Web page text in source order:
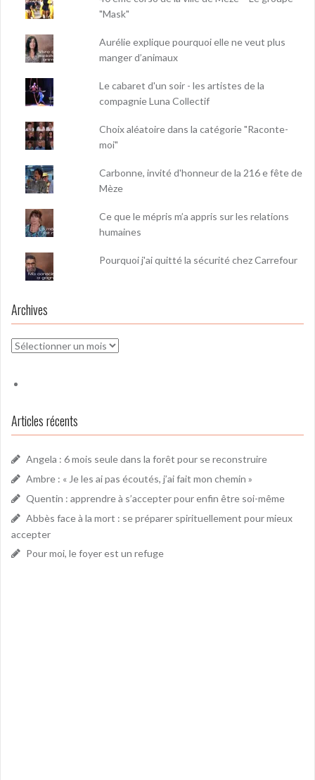
"Mask"
Aurélie explique pourquoi elle ne veut plus
manger d’animaux
Le cabaret d'un soir - les artistes de la
compagnie Luna Collectif
Choix aléatoire dans la catégorie "Raconte-
moi"
Carbonne, invité d'honneur de la 216 e fête de
Mèze
Ce que le mépris m’a appris sur les relations
humaines
Pourquoi j'ai quitté la sécurité chez Carrefour
Archives
Archives
Articles récents
Angela : 6 mois seule dans la forêt pour se reconstruire
Ambre : « Je les ai pas écoutés, j’ai fait mon chemin »
Quentin : apprendre à s’accepter pour enfin être soi-même
Abbès face à la mort : se préparer spirituellement pour mieux
accepter
Pour moi, le foyer est un refuge